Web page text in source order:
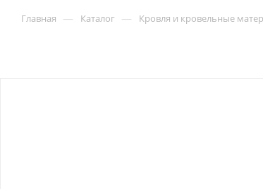
Главная — Каталог — Кровля и кровельные